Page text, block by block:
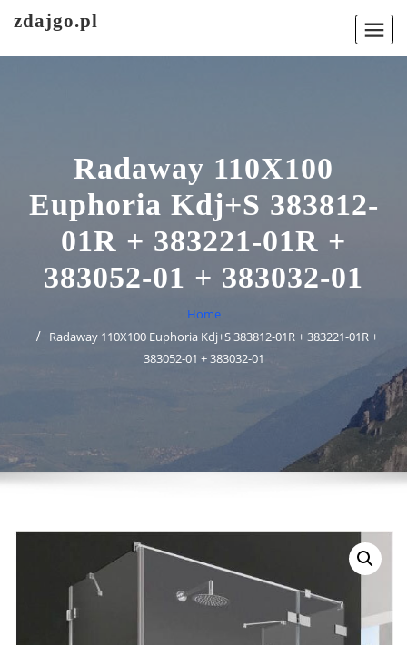
zdajgo.pl
Radaway 110X100
Euphoria Kdj+S 383812-
01R + 383221-01R +
383052-01 + 383032-01
Home
Radaway 110X100 Euphoria Kdj+S 383812-01R + 383221-01R +
383052-01 + 383032-01